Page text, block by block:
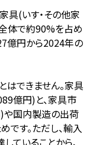
具(いす・その他家
体で約90%を占め
億円から2024年の
はできません。家具
億円)と、家具市
や国内製造の出荷
す。ただし、輸入
ていることから、